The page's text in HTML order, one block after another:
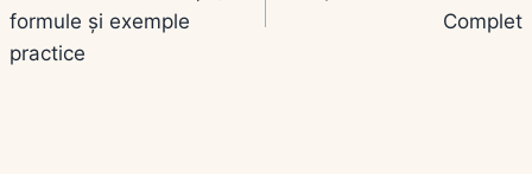
articole
formule și exemple
practice
Complet